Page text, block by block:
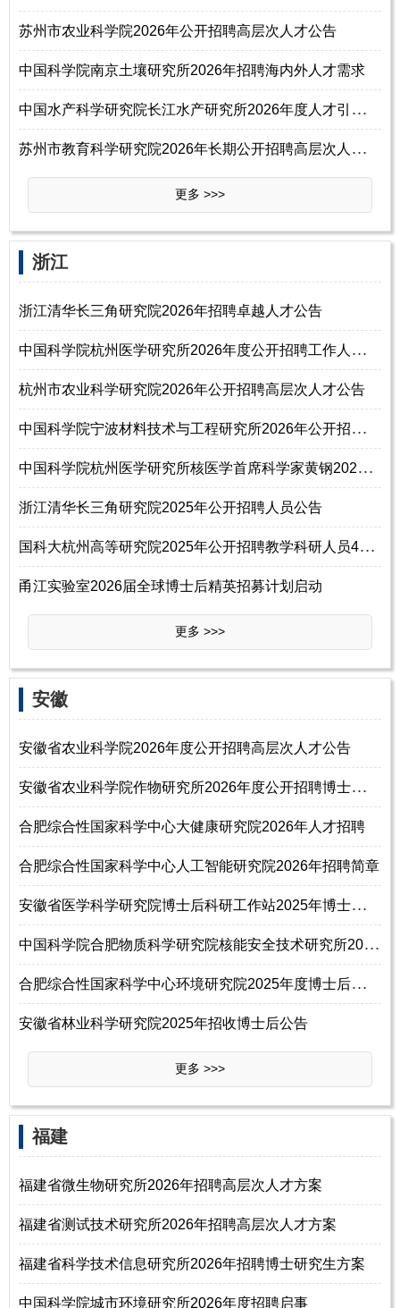
苏州市农业科学院2026年公开招聘高层次人才公告
中国科学院南京土壤研究所2026年招聘海内外人才需求
中
国水产科学研究院长江水产研究所2026年度人才引进公告
苏
州市教育科学研究院2026年长期公开招聘高层次人才公告
更多 >>>
浙江
浙江清华长三角研究院2026年招聘卓越人才公告
中
国科学院杭州医学研究所2026年度公开招聘工作人员29名公告
杭州市农业科学研究院2026年公开招聘高层次人才公告
中
国科学院宁波材料技术与工程研究所2026年公开招聘高层次人才47名公告
中
国科学院杭州医学研究所核医学首席科学家黄钢2025年诚聘科研骨干及博士后
浙江清华长三角研究院2025年公开招聘人员公告
国
科大杭州高等研究院2025年公开招聘教学科研人员40名公告
甬江实验室2026届全球博士后精英招募计划启动
更多 >>>
安徽
安徽省农业科学院2026年度公开招聘高层次人才公告
安
徽省农业科学院作物研究所2026年度公开招聘博士研究生公告
合肥综合性国家科学中心大健康研究院2026年人才招聘
合肥综合性国家科学中心人工智能研究院2026年招聘简章
安
徽省医学科学研究院博士后科研工作站2025年博士后招聘简章
中
国科学院合肥物质科学研究院核能安全技术研究所2025年诚邀全球博士后
合
肥综合性国家科学中心环境研究院2025年度博士后招聘公告
安徽省林业科学研究院2025年招收博士后公告
更多 >>>
福建
福建省微生物研究所2026年招聘高层次人才方案
福建省测试技术研究所2026年招聘高层次人才方案
福建省科学技术信息研究所2026年招聘博士研究生方案
中国科学院城市环境研究所2026年度招聘启事